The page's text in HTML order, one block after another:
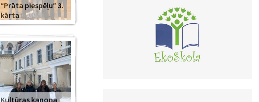
“Prāta piespēļu” 3.
kārta
Kultūras kanona